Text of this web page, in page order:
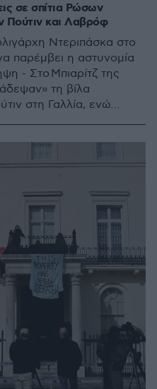
σε σπίτια Ρώσων
Πούτιν και Λαβρόφ
Ντεριπάσκα στο
παρέμβει η αστυνομία
- Στο Μπιαρίτζ της
τη βίλα
στη Γαλλία, ενώ